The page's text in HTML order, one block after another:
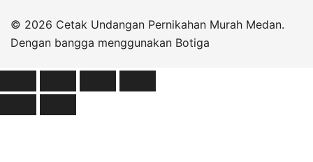
© 2026 Cetak Undangan Pernikahan Murah Medan.
Dengan bangga menggunakan Botiga